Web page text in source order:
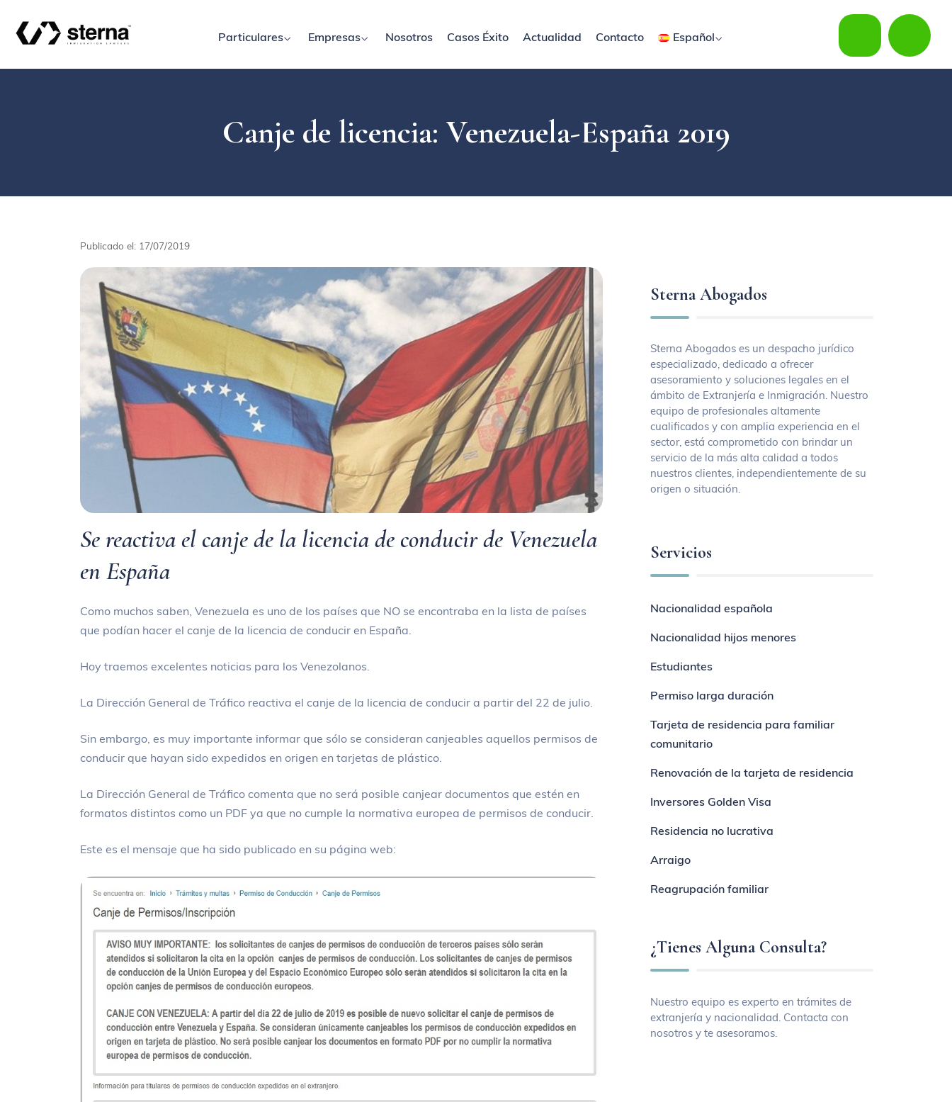
Particulares Empresas Nosotros Casos Éxito Actualidad Contacto Español
Canje de licencia: Venezuela-España 2019
Publicado el: 17/07/2019
Se reactiva el canje de la licencia de conducir de Venezuela
en España
Como muchos saben, Venezuela es uno de los países que NO se encontraba en la lista de países
que podían hacer el canje de la licencia de conducir en España.
Hoy traemos excelentes noticias para los Venezolanos.
La Dirección General de Tráfico reactiva el canje de la licencia de conducir a partir del 22 de julio.
Sin embargo, es muy importante informar que sólo se consideran canjeables aquellos permisos de
conducir que hayan sido expedidos en origen en tarjetas de plástico.
La Dirección General de Tráfico comenta que no será posible canjear documentos que estén en
formatos distintos como un PDF ya que no cumple la normativa europea de permisos de conducir.
Este es el mensaje que ha sido publicado en su página web:
Sterna Abogados
Sterna Abogados es un despacho jurídico
especializado, dedicado a ofrecer
asesoramiento y soluciones legales en el
ámbito de Extranjería e Inmigración. Nuestro
equipo de profesionales altamente
cualificados y con amplia experiencia en el
sector, está comprometido con brindar un
servicio de la más alta calidad a todos
nuestros clientes, independientemente de su
origen o situación.
Servicios
Nacionalidad española
Nacionalidad hijos menores
Estudiantes
Permiso larga duración
Tarjeta de residencia para familiar
comunitario
Renovación de la tarjeta de residencia
Inversores Golden Visa
Residencia no lucrativa
Arraigo
Reagrupación familiar
¿Tienes Alguna Consulta?
Nuestro equipo es experto en trámites de
extranjería y nacionalidad. Contacta con
nosotros y te asesoramos.